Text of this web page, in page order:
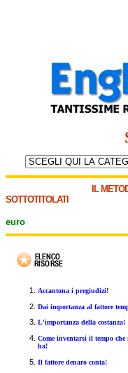
IL
SOTTOTITOLATI
euro
Accantona i pregiudizi!
Dai importanza al fattore
L'importanza della costanza!
Come inventarsi il tempo che
ha!
Il fattore denaro conta!